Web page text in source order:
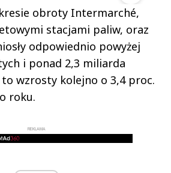
obroty Intermarché,
stacjami paliw, oraz
odpowiednio powyżej
i ponad 2,3 miliarda
to wzrosty kolejno o 3,4 proc.
roku.
REKLAMA